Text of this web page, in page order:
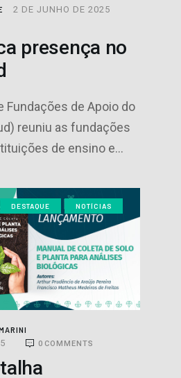
2 DE JUNHO DE 2025
presença no
Fundações de Apoio do
reuniu as fundações
de ensino e…
DESTAQUE NOTÍCIAS
0 COMMENTS